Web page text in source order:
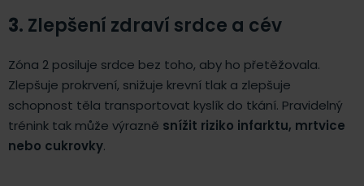
3. Zlepšení zdraví srdce a cév
Zóna 2 posiluje srdce bez toho, aby ho přetěžovala.
Zlepšuje prokrvení, snižuje krevní tlak a zlepšuje
schopnost těla transportovat kyslík do tkání. Pravidelný
trénink tak může výrazně snížit riziko infarktu, mrtvice
nebo cukrovky.